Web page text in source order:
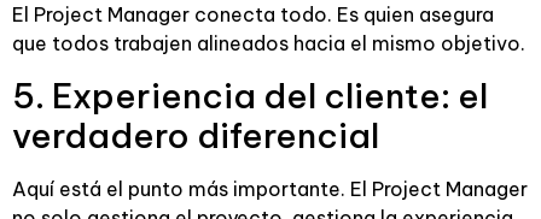
El Project Manager conecta todo. Es quien asegura
que todos trabajen alineados hacia el mismo objetivo.
5. Experiencia del cliente: el
verdadero diferencial
Aquí está el punto más importante. El Project Manager